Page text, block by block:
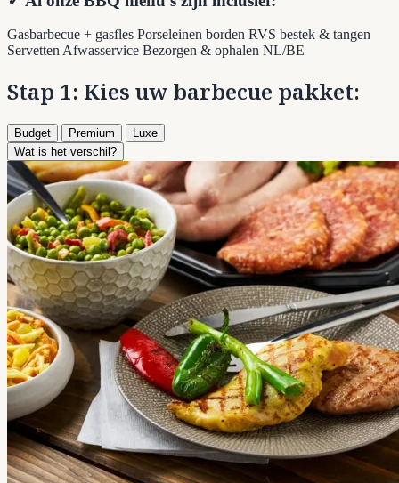
Gasbarbecue + gasfles Porseleinen borden RVS bestek & tangen
Servetten Afwasservice Bezorgen & ophalen NL/BE
Stap 1: Kies uw barbecue pakket:
Budget Premium
Luxe
Wat is het verschil?